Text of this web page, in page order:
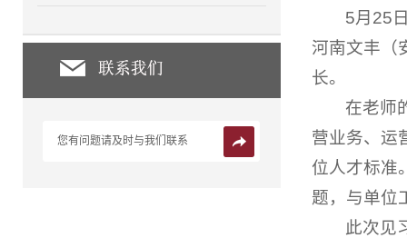
您有问题请及时与我们联系
5月25
河南文丰（
长。
在老师
营业务、运
位人才标准
题，与单位
此次见